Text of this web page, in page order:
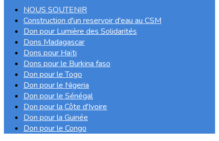
NOUS SOUTENIR
Construction d'un reservoir d'eau au CSM
Don pour Lumière des Solidarités
Dons Madagascar
Dons pour Haïti
Dons pour le Burkina faso
Don pour le Togo
Don pour le Nigeria
Don pour le Sénégal
Don pour la Côte d'Ivoire
Don pour la Guinée
Don pour le Congo